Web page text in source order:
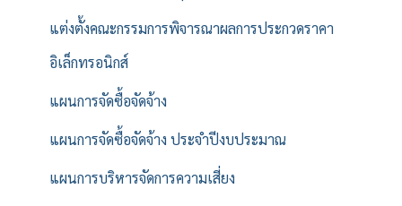
แต่งตั้งคณะกรรมการพิจารณาผลการประกวดราคา
อิเล็กทรอนิกส์
แผนการจัดซื้อจัดจ้าง
แผนการจัดซื้อจัดจ้าง ประจำปีงบประมาณ
แผนการบริหารจัดการความเสี่ยง